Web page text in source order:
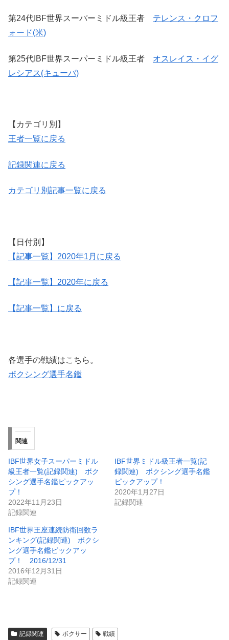
第24代IBF世界スーパーミドル級王者 テレンス・クロフ
ォード(米)
第25代IBF世界スーパーミドル級王者 オスレイス・イグ
レシアス(キューバ)
【カテゴリ別】
王者一覧に戻る
記録関連に戻る
カテゴリ別記事一覧に戻る
【日付別】
【記事一覧】2020年1月に戻る
【記事一覧】2020年に戻る
【記事一覧】に戻る
各選手の戦績はこちら。
ボクシング選手名鑑
関連
IBF世界女子スーパーミドル
級王者一覧(記録関連) ボク
シング選手名鑑ピックアッ
プ！
2022年11月23日
記録関連
IBF世界ミドル級王者一覧(記
録関連) ボクシング選手名鑑
ピックアップ！
2020年1月27日
記録関連
IBF世界王座連続防衛回数ラ
ンキング(記録関連) ボクシ
ング選手名鑑ピックアッ
プ！ 2016/12/31
2016年12月31日
記録関連
記録関連 ボクサー 戦績